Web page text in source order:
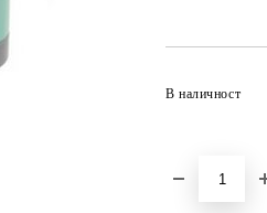
В наличност